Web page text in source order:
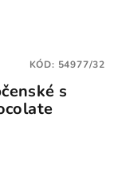
s
KÓD: 54977/32